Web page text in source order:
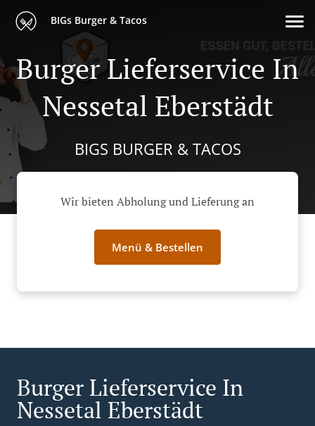
BIGs Burger & Tacos
Burger Lieferservice In
Nessetal Eberstädt
BIGS BURGER & TACOS
Wir bieten Abholung und Lieferung an
Menü & Bestellen
Burger Lieferservice In
Nessetal Eberstädt